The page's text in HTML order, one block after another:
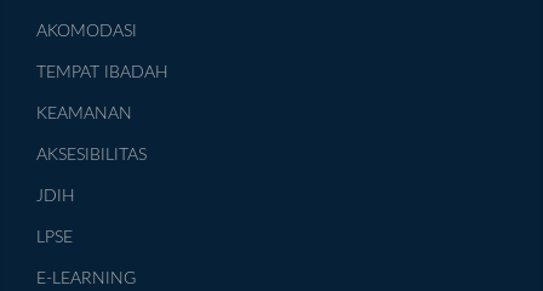
AKOMODASI
TEMPAT IBADAH
KEAMANAN
AKSESIBILITAS
JDIH
LPSE
E-LEARNING